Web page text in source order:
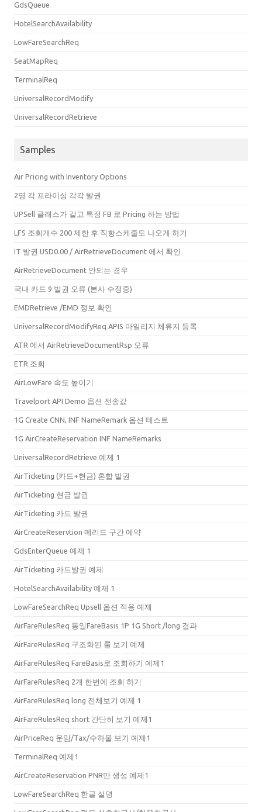
GdsQueue
HotelSearchAvailability
LowFareSearchReq
SeatMapReq
TerminalReq
UniversalRecordModify
UniversalRecordRetrieve
Samples
Air Pricing with Inventory Options
2명 각 프라이싱 각각 발권
UPSell 클래스가 같고 특정 FB 로 Pricing 하는 방법
LFS 조회개수 200 제한 후 직항스케줄도 나오게 하기
IT 발권 USD0.00 / AirRetrieveDocument 에서 확인
AirRetrieveDocument 안되는 경우
국내 카드 9 발권 오류 (본사 수정중)
EMDRetrieve /EMD 정보 확인
UniversalRecordModifyReq APIS 마일리지 체류지 등록
ATR 에서 AirRetrieveDocumentRsp 오류
ETR 조회
AirLowFare 속도 높이기
Travelport API Demo 옵션 전송값
1G Create CNN, INF NameRemark 옵션 테스트
1G AirCreateReservation INF NameRemarks
UniversalRecordRetrieve 예제 1
AirTicketing (카드+현금) 혼합 발권
AirTicketing 현금 발권
AirTicketing 카드 발권
AirCreateReservtion 메리드 구간 예약
GdsEnterQueue 예제 1
AirTicketing 카드발권 예제
HotelSearchAvailability 예제 1
LowFareSearchReq Upsell 옵션 적용 예제
AirFareRulesReq 동일FareBasis 1P 1G Short /long 결과
AirFareRulesReq 구조화된 룰 보기 예제
AirFareRulesReq FareBasis로 조회하기 예제1
AirFareRulesReq 2개 한번에 조회 하기
AirFareRulesReq long 전체보기 예제 1
AirFareRulesReq short 간단히 보기 예제1
AirPriceReq 운임/Tax/수하물 보기 예제1
TerminalReq 예제1
AirCreateReservation PNR만 생성 예제1
LowFareSearchReq 한글 설명